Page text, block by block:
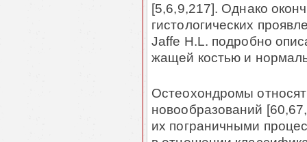
[5,6,9,217]. Однако
гистологических
Jaffe H.L. под­робно
жащей костью и
Остеохондромы относят
новообразований
их пограничными